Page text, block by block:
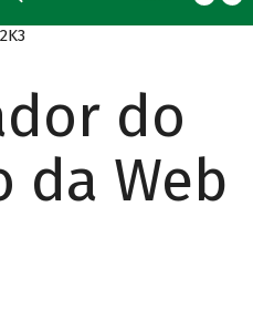
do
da Web